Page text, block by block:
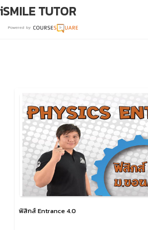
iSMILE TUTOR
ฟิสิกส์ Entrance 4.0